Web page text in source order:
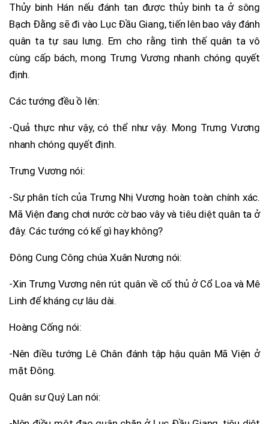
Thủy binh Hán nếu đánh tan được thủy binh ta ở sông
Bạch Đằng sẽ đi vào Lục Đầu Giang, tiến lên bao vây đánh
quân ta tự sau lưng. Em cho rằng tình thế quân ta vô
cùng cấp bách, mong Trưng Vương nhanh chóng quyết
định.
Các tướng đều ồ lên:
-Quả thực như vậy, có thể như vậy. Mong Trưng Vương
nhanh chóng quyết định.
Trưng Vương nói:
-Sự phân tích của Trưng Nhị Vương hoàn toàn chính xác.
Mã Viện đang chơi nước cờ bao vây và tiêu diệt quân ta ở
đây. Các tướng có kế gì hay không?
Đông Cung Công chúa Xuân Nương nói:
-Xin Trưng Vương nên rút quân về cố thủ ở Cổ Loa và Mê
Linh để kháng cự lâu dài.
Hoàng Cống nói:
-Nên điều tướng Lê Chân đánh tập hậu quân Mã Viện ở
mặt Đông.
Quân sư Quý Lan nói: